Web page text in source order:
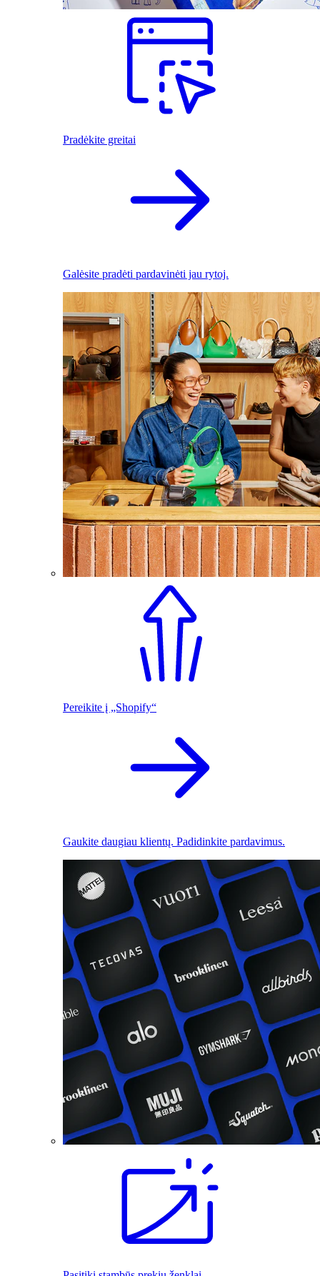
Pradėkite greitai
Galėsite pradėti pardavinėti jau rytoj.
Pereikite į „Shopify“
Gaukite daugiau klientų. Padidinkite pardavimus.